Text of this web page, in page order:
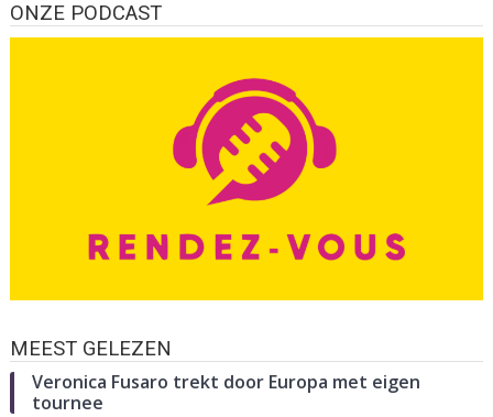
ONZE PODCAST
MEEST GELEZEN
Veronica Fusaro trekt door Europa met eigen
tournee